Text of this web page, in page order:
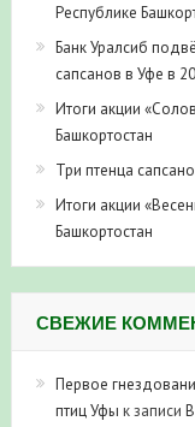
Республике
Банк Уралсиб
сапсанов в Уфе в
Итоги акции
Башкортостан
Три птенца
Итоги акции
Башкортостан
СВЕЖИЕ
Первое
птиц Уфы к записи